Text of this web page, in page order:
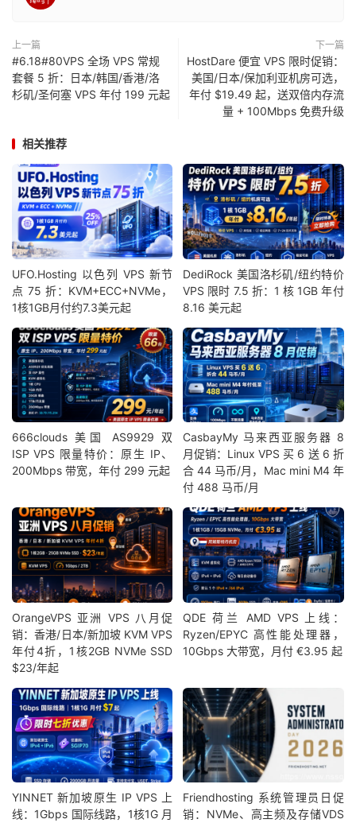
上一篇
#6.18#80VPS 全场 VPS 常规
套餐 5 折：日本/韩国/香港/洛
杉矶/圣何塞 VPS 年付 199 元起
下一篇
HostDare 便宜 VPS 限时促销：
美国/日本/保加利亚机房可选，
年付 $19.49 起，送双倍内存流
量 + 100Mbps 免费升级
相关推荐
UFO.Hosting 以色列 VPS 新节
点 75 折：KVM+ECC+NVMe，
1核1GB月付约7.3美元起
DediRock 美国洛杉矶/纽约特价
VPS 限时 7.5 折：1 核 1GB 年付
8.16 美元起
666clouds 美国 AS9929 双
ISP VPS 限量特价：原生 IP、
200Mbps 带宽，年付 299 元起
CasbayMy 马来西亚服务器 8
月促销：Linux VPS 买 6 送 6 折
合 44 马币/月，Mac mini M4 年
付 488 马币/月
OrangeVPS 亚洲 VPS 八月促
销：香港/日本/新加坡 KVM VPS
年付4折，1核2GB NVMe SSD
$23/年起
QDE 荷兰 AMD VPS 上线：
Ryzen/EPYC 高性能处理器，
10Gbps 大带宽，月付 €3.95 起
YINNET 新加坡原生 IP VPS 上
线：1Gbps 国际线路，1核1G 月
Friendhosting 系统管理员日促
销：NVMe、高主频及存储VDS